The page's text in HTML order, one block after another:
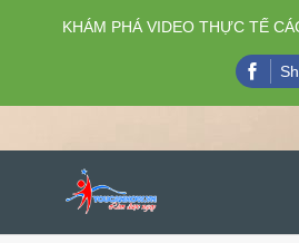
KHÁM PHÁ VIDEO THỰC TẾ